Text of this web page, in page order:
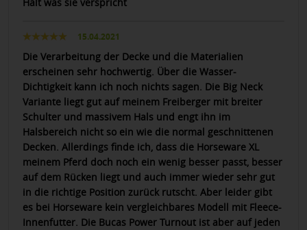
15.04.2021
Die Verarbeitung der Decke und die Materialien
erscheinen sehr hochwertig. Über die Wasser-
Dichtigkeit kann ich noch nichts sagen. Die Big Neck
Variante liegt gut auf meinem Freiberger mit breiter
Schulter und massivem Hals und engt ihn im
Halsbereich nicht so ein wie die normal geschnittenen
Decken. Allerdings finde ich, dass die Horseware XL
meinem Pferd doch noch ein wenig besser passt, besser
auf dem Rücken liegt und auch immer wieder sehr gut
in die richtige Position zurück rutscht. Aber leider gibt
es bei Horseware kein vergleichbares Modell mit Fleece-
Innenfutter. Die Bucas Power Turnout ist aber auf jeden